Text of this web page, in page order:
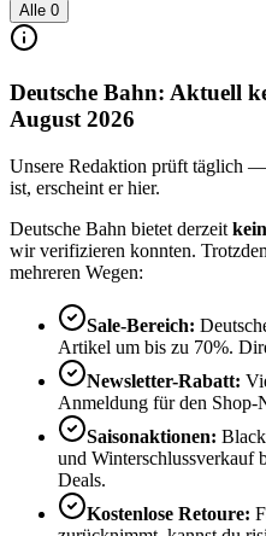
Alle 0
Deutsche Bahn: Aktuell
August 2026
Unsere Redaktion prüft täglich
ist, erscheint er hier.
Deutsche Bahn bietet derzeit
wir verifizieren konnten.
mehreren Wegen:
Sale-Bereich:
Artikel um bis zu 70%.
Newsletter-Rabatt:
Anmeldung für den Shop-
Saisonaktionen:
und Winterschlussverkauf
Deals.
Kostenlose Retoure: